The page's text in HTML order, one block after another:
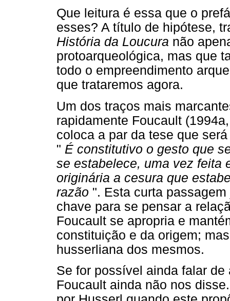
Que leitura é essa que o
esses? A título de hipótese,
História da Loucura não
protoarqueológica, mas que
todo o empreendimento
que trataremos agora.
Um dos traços mais
rapidamente Foucault
coloca a par da tese que
" É constitutivo o gesto que
se estabelece, uma vez feita
originária a cesura que
razão ". Esta curta
chave para se pensar a
Foucault se apropria e
constituição e da origem;
husserliana dos mesmos.
Se for possível ainda falar
Foucault ainda não nos